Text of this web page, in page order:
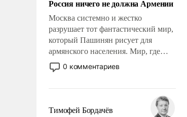
Россия ничего не должна Армении
Москва системно и жестко
разрушает тот фантастический мир,
который Пашинян рисует для
армянского населения. Мир, где
этому населению все должны
просто по определению, где его
беспрекословно оплачиваться за
счет российских
0 комментариев
Тимофей Бордачёв